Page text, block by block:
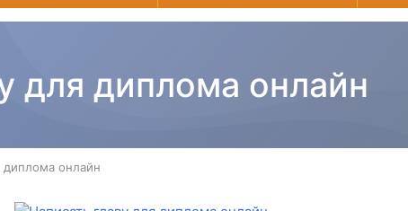
для диплома онлайн
диплома онлайн